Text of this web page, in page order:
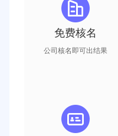
免费核名
公司核名即可出结果